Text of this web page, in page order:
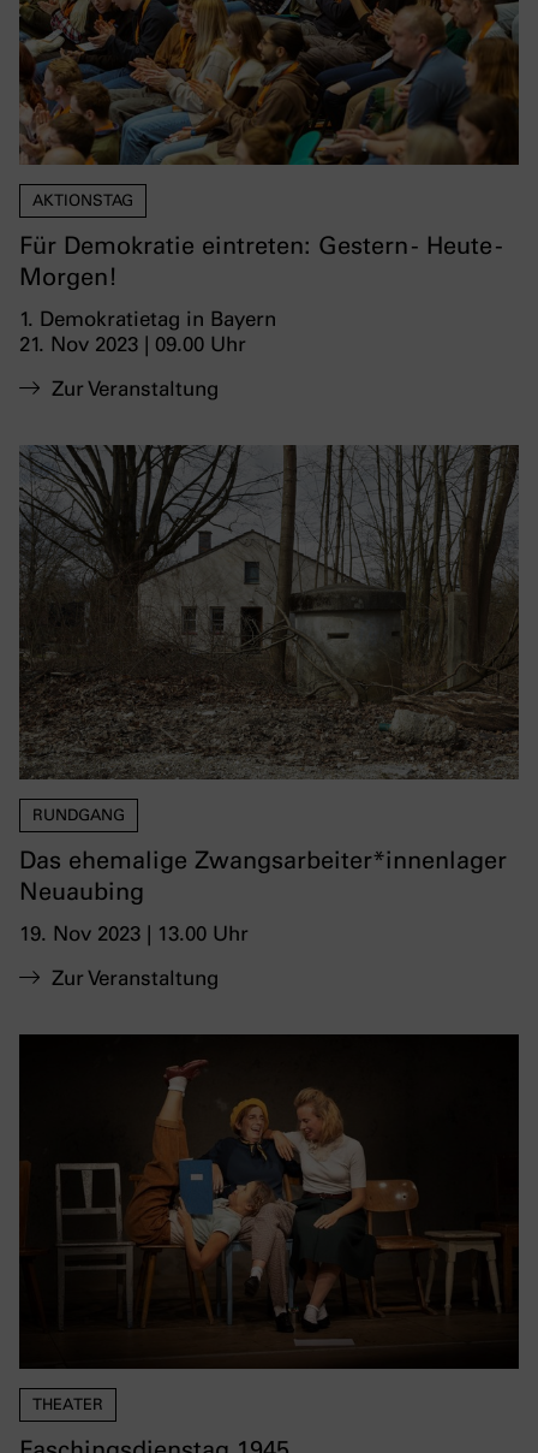
AKTIONSTAG
Für Demokratie eintreten: Gestern - Heute -
Morgen!
1. Demokratietag in Bayern
21. Nov 2023 | 09.00 Uhr
Zur Veranstaltung
RUNDGANG
Das ehemalige Zwangsarbeiter*innenlager
Neuaubing
19. Nov 2023 | 13.00 Uhr
Zur Veranstaltung
THEATER